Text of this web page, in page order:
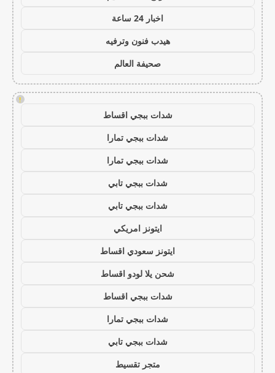
اخبار 24 ساعة
هيدب فنون وترفيه
صحيفة العالم
!
شدات ببجي اقساط
شدات ببجي تمارا
شدات ببجي تمارا
شدات ببجي تابي
شدات ببجي تابي
ايتونز امريكي
ايتونز سعودي اقساط
شحن يلا لودو اقساط
شدات ببجي اقساط
شدات ببجي تمارا
شدات ببجي تابي
متجر تقسيط